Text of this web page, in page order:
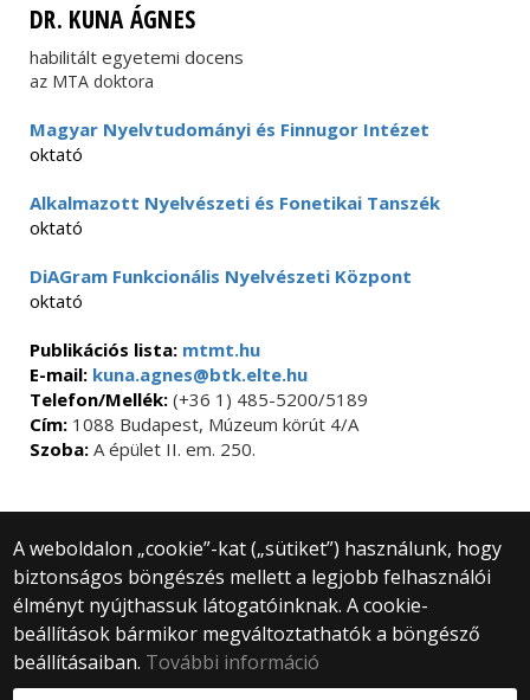
DR. KUNA ÁGNES
habilitált egyetemi docens
az MTA doktora
Magyar Nyelvtudományi és Finnugor Intézet
oktató
Alkalmazott Nyelvészeti és Fonetikai Tanszék
oktató
DiAGram Funkcionális Nyelvészeti Központ
oktató
Publikációs lista: mtmt.hu
E-mail: kuna.agnes@btk.elte.hu
Telefon/Mellék: (+36 1) 485-5200/5189
Cím: 1088 Budapest, Múzeum körút 4/A
Szoba: A épület II. em. 250.
A weboldalon „cookie”-kat („sütiket”) használunk, hogy
biztonságos böngészés mellett a legjobb felhasználói
élményt nyújthassuk látogatóinknak. A cookie-
beállítások bármikor megváltoztathatók a böngésző
beállításaiban. További információ
© 2025 Eötvös Loránd Tudományegyetem
Minden jog fenntartva.
1053 Budapest, Egyetem tér 1–3.
Központi telefonszám: +36 1 411 6500
Webfejlesztés: